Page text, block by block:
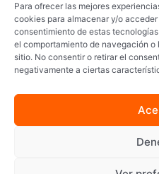
Para ofrecer las mejores
cookies para almacenar y/o
consentimiento de estas
el comportamiento de navegación
sitio. No consentir o retirar el
negativamente a ciertas
Yadea © · Todos